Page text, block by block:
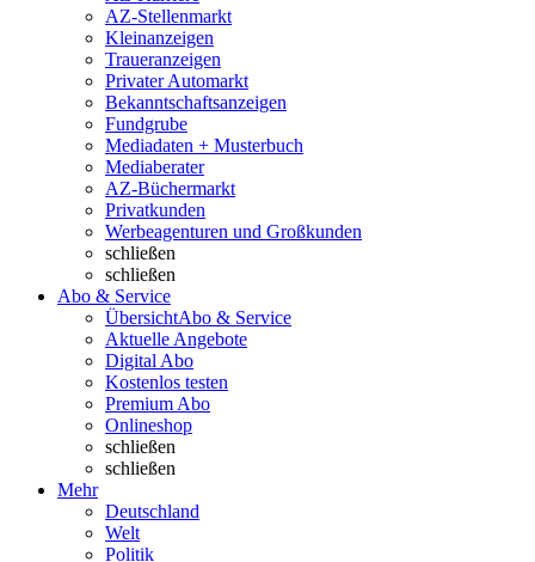
AZ-Stellenmarkt
Kleinanzeigen
Traueranzeigen
Privater Automarkt
Bekanntschaftsanzeigen
Fundgrube
Mediadaten + Musterbuch
Mediaberater
AZ-Büchermarkt
Privatkunden
Werbeagenturen und Großkunden
schließen
schließen
Abo & Service
ÜbersichtAbo & Service
Aktuelle Angebote
Digital Abo
Kostenlos testen
Premium Abo
Onlineshop
schließen
schließen
Mehr
Deutschland
Welt
Politik